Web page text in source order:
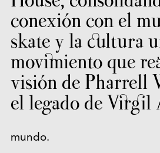
conexión con el
skate y la cultura
movimiento que
visión de Pharrell
el legado de Virgil
mundo.